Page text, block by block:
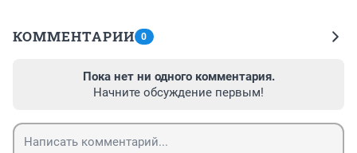
КОММЕНТАРИИ 0
Пока нет ни одного комментария.
Начните обсуждение первым!